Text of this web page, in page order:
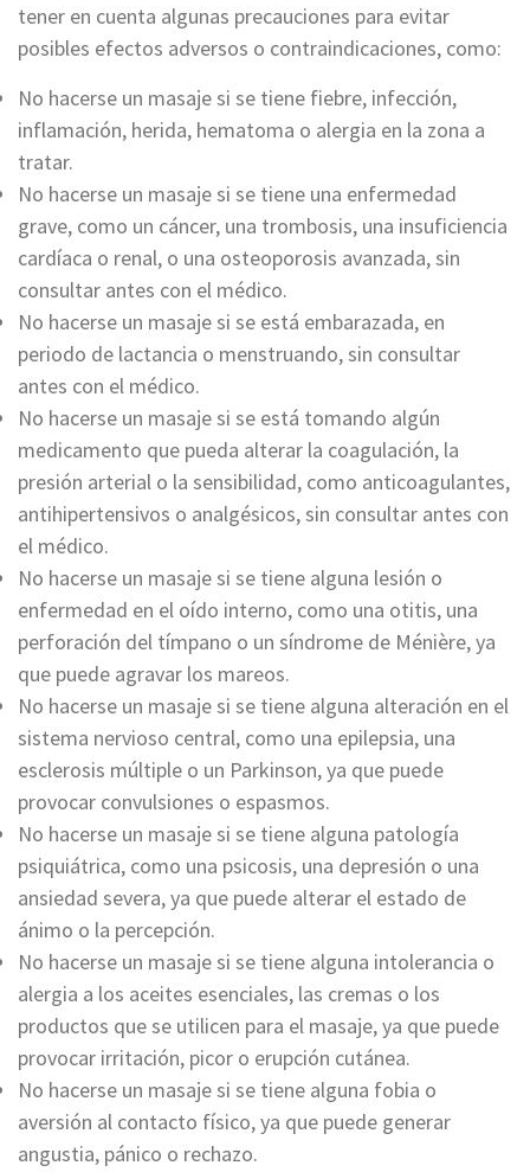
tener en cuenta algunas precauciones para evitar
posibles efectos adversos o contraindicaciones, como:
No hacerse un masaje si se tiene fiebre, infección,
inflamación, herida, hematoma o alergia en la zona a
tratar.
No hacerse un masaje si se tiene una enfermedad
grave, como un cáncer, una trombosis, una insuficiencia
cardíaca o renal, o una osteoporosis avanzada, sin
consultar antes con el médico.
No hacerse un masaje si se está embarazada, en
periodo de lactancia o menstruando, sin consultar
antes con el médico.
No hacerse un masaje si se está tomando algún
medicamento que pueda alterar la coagulación, la
presión arterial o la sensibilidad, como anticoagulantes,
antihipertensivos o analgésicos, sin consultar antes con
el médico.
No hacerse un masaje si se tiene alguna lesión o
enfermedad en el oído interno, como una otitis, una
perforación del tímpano o un síndrome de Ménière, ya
que puede agravar los mareos.
No hacerse un masaje si se tiene alguna alteración en el
sistema nervioso central, como una epilepsia, una
esclerosis múltiple o un Parkinson, ya que puede
provocar convulsiones o espasmos.
No hacerse un masaje si se tiene alguna patología
psiquiátrica, como una psicosis, una depresión o una
ansiedad severa, ya que puede alterar el estado de
ánimo o la percepción.
No hacerse un masaje si se tiene alguna intolerancia o
alergia a los aceites esenciales, las cremas o los
productos que se utilicen para el masaje, ya que puede
provocar irritación, picor o erupción cutánea.
No hacerse un masaje si se tiene alguna fobia o
aversión al contacto físico, ya que puede generar
angustia, pánico o rechazo.